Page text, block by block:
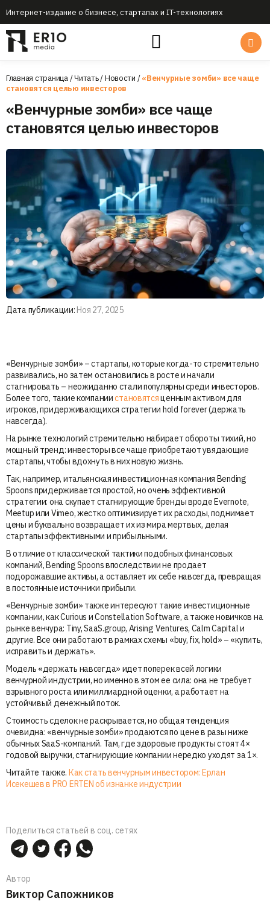
Интернет-издание о бизнесе, стартапах и IT-технологиях
Главная страница/Читать/Новости /«Венчурные зомби» все чаще
становятся целью инвесторов
«Венчурные зомби» все чаще
становятся целью инвесторов
Дата публикации: Ноя 27, 2025
«Венчурные зомби» – стартапы, которые когда-то стремительно
развивались, но затем остановились в росте и начали
стагнировать – неожиданно стали популярны среди инвесторов.
Более того, такие компаниистановятсяценным активом для
игроков, придерживающихся стратегии hold forever (держать
навсегда).
На рынке технологий стремительно набирает обороты тихий, но
мощный тренд: инвесторы все чаще приобретают увядающие
стартапы, чтобы вдохнуть в них новую жизнь.
Так, например, итальянская инвестиционная компания Bending
Spoons придерживается простой, но очень эффективной
стратегии: она скупает стагнирующие бренды вроде Evernote,
Meetup или Vimeo, жестко оптимизирует их расходы, поднимает
цены и буквально возвращает их из мира мертвых, делая
стартапы эффективными и прибыльными.
В отличие от классической тактики подобных финансовых
компаний, Bending Spoons впоследствии не продает
подорожавшие активы, а оставляет их себе навсегда, превращая
в постоянные источники прибыли.
«Венчурные зомби» также интересуют такие инвестиционные
компании, как Curious и Constellation Software, а также новичков на
рынке венчура: Tiny, SaaS.group, Arising Ventures, Calm Capital и
другие. Все они работают в рамках схемы «buy, fix, hold» – «купить,
исправить и держать».
Модель «держать навсегда» идет поперек всей логики
венчурной индустрии, но именно в этом ее сила: она не требует
взрывного роста или миллиардной оценки, а работает на
устойчивый денежный поток.
Стоимость сделок не раскрывается, но общая тенденция
очевидна: «венчурные зомби» продаются по цене в разы ниже
обычных SaaS-компаний. Там, где здоровые продукты стоят 4×
годовой выручки, стагнирующие компании нередко уходят за 1×.
Читайте также. Как стать венчурным инвестором: Ерлан
Исекешев в PRO ERTEN об изнанке индустрии
Поделиться статьей в соц. сетях
Автор
Виктор Сапожников